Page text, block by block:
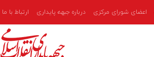
اعضای شورای مرکزی درباره جبهه پایداری ارتباط با ما